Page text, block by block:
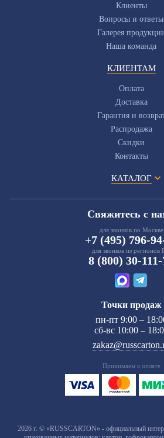
Клиенты
Вопросы и ответы
Галерея
Наша команда
КЛИЕНТАМ
Оплата
Доставка
Гарантия и
Распродажа
Скидки
Контакты
КАТАЛОГ
Свяжитесь с
для звонков по Москве
+7 (495) 796-
для звонков из регионов
8 (800) 30-
Точки продаж
пн-пт 9:00 –
сб-вс 10:00 –
Принимаем к оплате
2026 г. © «RUSSCARTON» - официальный